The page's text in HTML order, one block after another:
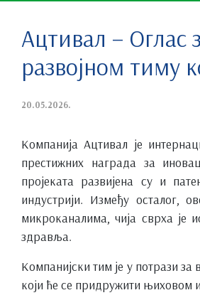
Ацтивал – Оглас
развојном тиму
20.05.2026.
Компанија Ацтивал је
престижних награда за
пројеката развијена су и
индустрији. Између осталог,
микроканалима, чија сврха је
здравља.
Компанијски тим је у потрази
који ће се придружити њиховом